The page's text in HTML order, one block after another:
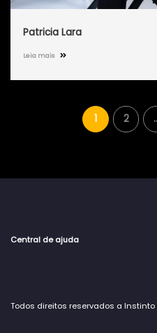
Patricia Lara
Leia mais
1 2
Central de ajuda
Todos direitos reservados a